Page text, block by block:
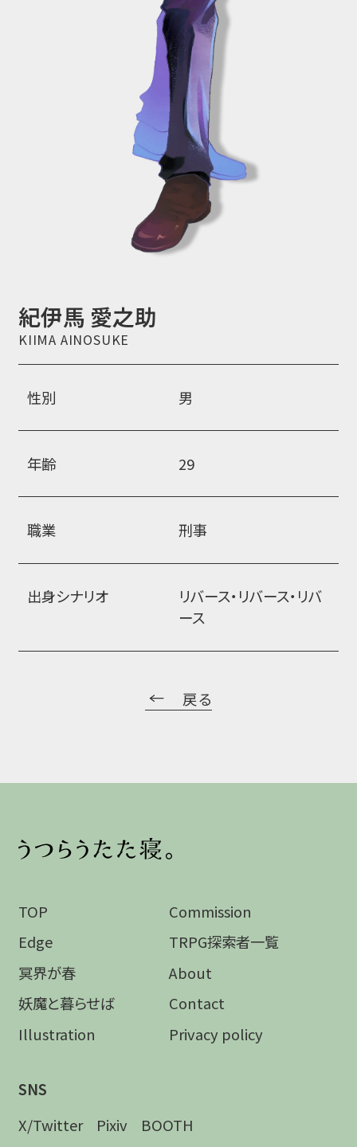
紀伊馬 愛之助
性別 男
年齢 29
職業 刑事
出身シナリオ
リバース・リバース・リバ
ース
戻る
TOP
Edge
冥界が春
妖魔と暮らせば
Illustration
Commission
TRPG探索者一覧
About
Contact
Privacy policy
SNS
X/Twitter
Pixiv BOOTH